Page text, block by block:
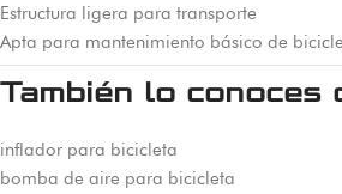
Estructura ligera para transporte
Apta para mantenimiento básico de
También lo conoces
inflador para bicicleta
bomba de aire para bicicleta